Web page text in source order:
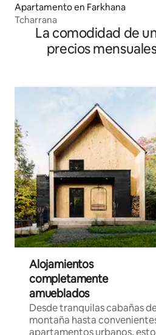
Apartamento en Farkhana
Tcharrana
La comodidad de
precios
Alojamientos
completamente
amueblados
Desde tranquilas cabañas
montaña hasta
apartamentos urbanos,